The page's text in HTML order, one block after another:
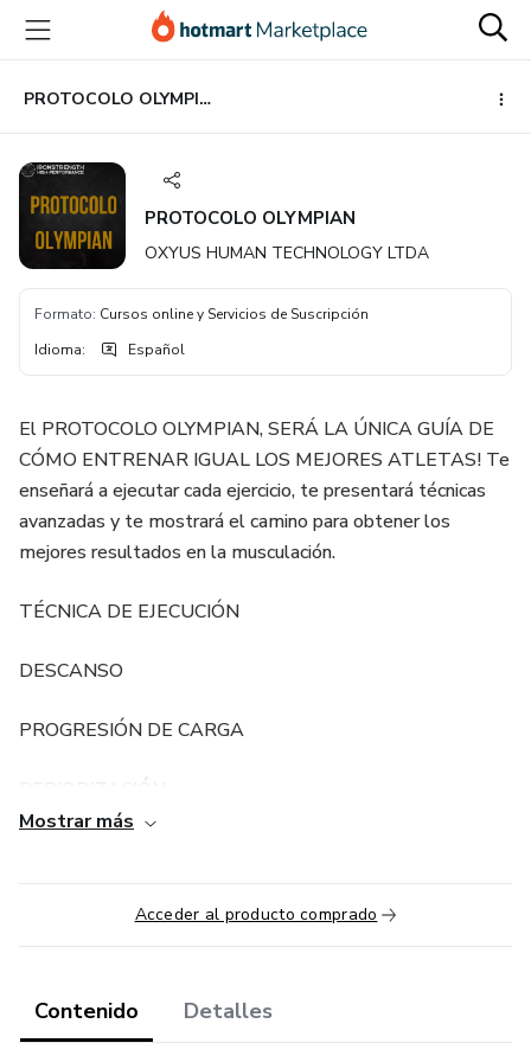
principal
página
de
página
PROTOCOLO OLYMPIAN
PROTOCOLO OLYMPIAN
OXYUS HUMAN TECHNOLOGY LTDA
Formato: Cursos online y Servicios de Suscripción
Idioma: Español
El PROTOCOLO OLYMPIAN, SERÁ LA ÚNICA GUÍA DE
CÓMO ENTRENAR IGUAL LOS MEJORES ATLETAS! Te
enseñará a ejecutar cada ejercicio, te presentará técnicas
avanzadas y te mostrará el camino para obtener los
mejores resultados en la musculación.
TÉCNICA DE EJECUCIÓN
DESCANSO
PROGRESIÓN DE CARGA
Ese es el ADN de la Evolución.
La única forma de convertir todo el esfuerzo en el gimnasio
Mostrar más
Acceder al producto comprado
Contenido Detalles